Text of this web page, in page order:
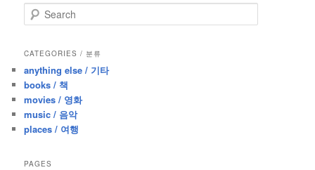
e
r
h
CATEGORIES / 분류
anything else / 기타
books / 책
movies / 영화
music / 음악
places / 여행
PAGES